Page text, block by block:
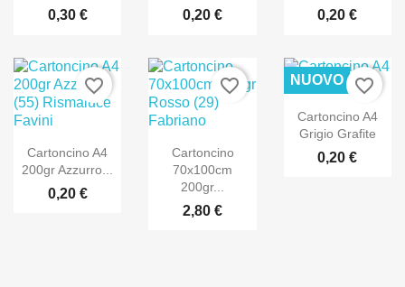
0,30 € 0,20 € 0,20 €
Cartoncino A4
200gr Azzurro...
0,20 €
favorite_border
Cartoncino
70x100cm
200gr...
2,80 €
favorite_border
Cartoncino A4
Grigio Grafite
0,20 €
NUOVO favorite_border